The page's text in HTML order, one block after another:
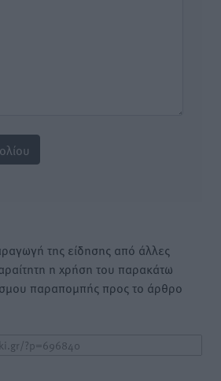
της είδησης από άλλες
η χρήση του παρακάτω
παραπομπής προς το άρθρο